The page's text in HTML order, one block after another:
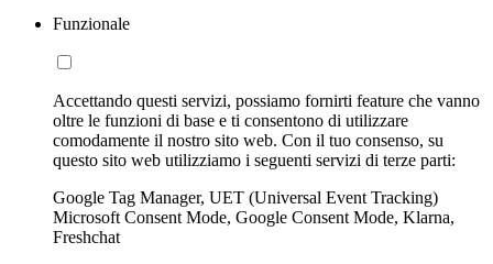
Funzionale
Accettando questi servizi, possiamo fornirti feature che vanno
oltre le funzioni di base e ti consentono di utilizzare
comodamente il nostro sito web. Con il tuo consenso, su
questo sito web utilizziamo i seguenti servizi di terze parti:
Google Tag Manager, UET (Universal Event Tracking)
Microsoft Consent Mode, Google Consent Mode, Klarna,
Freshchat